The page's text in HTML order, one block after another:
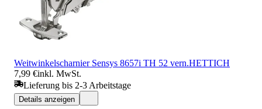
Weitwinkelscharnier Sensys 8657i TH 52 vern.HETTICH
7,99 €inkl. MwSt.
Lieferung bis 2-3 Arbeitstage
Details anzeigen